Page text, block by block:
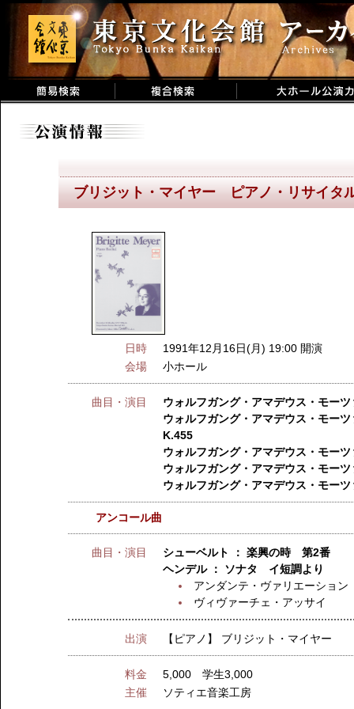
ブリジット・マイヤー ピアノ・リサイタ
日時
1991年12月16日(月) 19:00 開演
会場
小ホール
曲目・演目
ウォルフガング・アマデウス・モ
ウォルフガング・アマデウス・モー
K.455
ウォルフガング・アマデウス・モ
ウォルフガング・アマデウス・モ
ウォルフガング・アマデウス・モ
アンコール曲
曲目・演目
シューベルト ： 楽興の時 第2番
ヘンデル ： ソナタ イ短調より
アンダンテ・ヴァリエーション
ヴィヴァーチェ・アッサイ
出演 【ピアノ】 ブリジット・マイヤー
料金
5,000 学生3,000
主催
ソティエ音楽工房